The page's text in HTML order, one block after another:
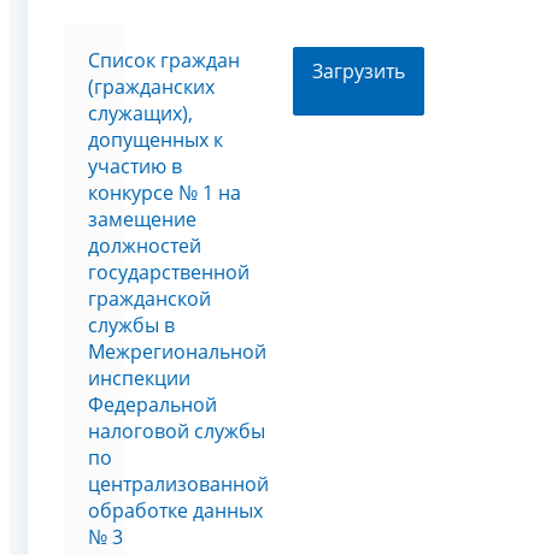
Список граждан
(гражданских
служащих),
допущенных к
участию в
конкурсе № 1 на
замещение
должностей
государственной
гражданской
службы в
Межрегиональной
инспекции
Федеральной
налоговой службы
по
централизованной
обработке данных
№ 3
Загрузить